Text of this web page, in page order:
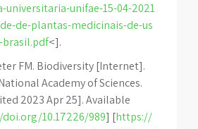
universitaria-unifae-15-04-2021
de-plantas-medicinais-de-us
<].
FM. Biodiversity [Internet].
Academy of Sciences.
2023 Apr 25]. Available
10.17226/989] [https://